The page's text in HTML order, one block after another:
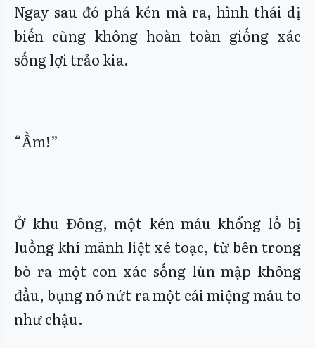
Ngay sau đó phá kén mà ra, hình thái dị
biến cũng không hoàn toàn giống xác
sống lợi trảo kia.
“Ầm!”
Ở khu Đông, một kén máu khổng lồ bị
luồng khí mãnh liệt xé toạc, từ bên trong
bò ra một con xác sống lùn mập không
đầu, bụng nó nứt ra một cái miệng máu to
như chậu.